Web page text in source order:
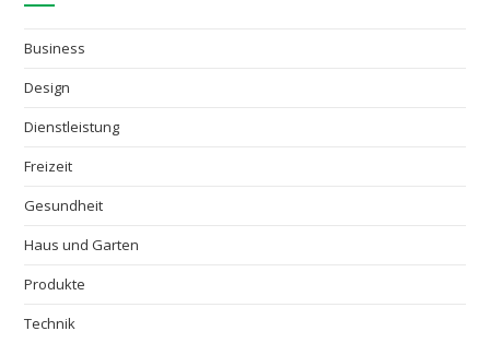
Business
Design
Dienstleistung
Freizeit
Gesundheit
Haus und Garten
Produkte
Technik